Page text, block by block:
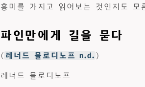
흥미를 가지고 읽어보는 것인지도 모
파인만에게 길을 묻다
( 레너드 믈로디노프 n.d. )
레너드 믈로디노프